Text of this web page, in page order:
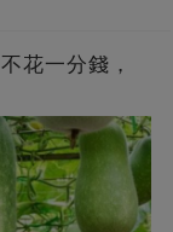
花一分錢，